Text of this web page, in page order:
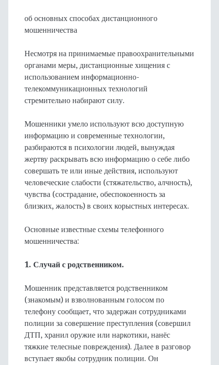
об основных способах дистанционного
мошенничества
Несмотря на принимаемые правоохранительными
органами меры, дистанционные хищения с
использованием информационно-
телекоммуникационных технологий
стремительно набирают силу.
Мошенники умело используют всю доступную
информацию и современные технологии,
разбираются в психологии людей, вынуждая
жертву раскрывать всю информацию о себе либо
совершать те или иные действия, используют
человеческие слабости (стяжательство, алчность),
чувства (сострадание, обеспокоенность за
близких, жалость) в своих корыстных интересах.
Основные известные схемы телефонного
мошенничества:
1. Случай с родственником.
Мошенник представляется родственником
(знакомым) и взволнованным голосом по
телефону сообщает, что задержан сотрудниками
полиции за совершение преступления (совершил
ДТП, хранил оружие или наркотики, нанёс
тяжкие телесные повреждения). Далее в разговор
вступает якобы сотрудник полиции. Он